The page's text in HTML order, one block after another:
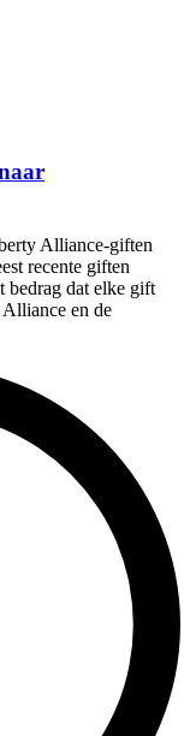
Alliance-giften
recente giften
bedrag dat elke gift
en de